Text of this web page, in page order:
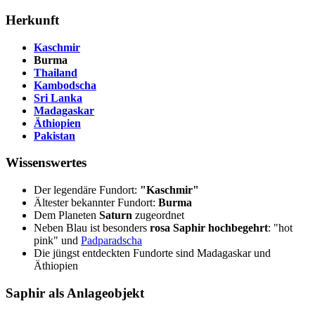
Herkunft
Kaschmir
Burma
Thailand
Kambodscha
Sri Lanka
Madagaskar
Äthiopien
Pakistan
Wissenswertes
Der legendäre Fundort: "Kaschmir"
Ältester bekannter Fundort: Burma
Dem Planeten Saturn zugeordnet
Neben Blau ist besonders rosa Saphir hochbegehrt: "hot
pink" und Padparadscha
Die jüngst entdeckten Fundorte sind Madagaskar und
Äthiopien
Saphir als Anlageobjekt